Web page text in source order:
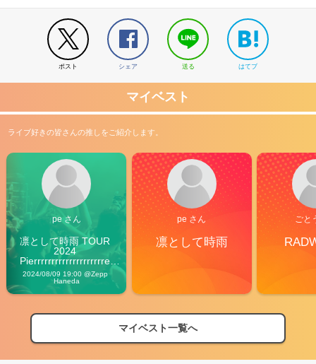
ポスト シェア 送る はてブ
マイベスト
ライブ好きの皆さんの推しをご紹介します。
pe さん
凛として時雨 TOUR
2024
Pierrrrrrrrrrrrrrrrrrrre
Vibes
2024/08/09 19:00 @Zepp
Haneda
pe さん
凛として時雨
ごと
マイベスト一覧へ
【フェス特集2026】フェス情報はここから！
【ライブ動員ランキング】2026年上半期編発表！